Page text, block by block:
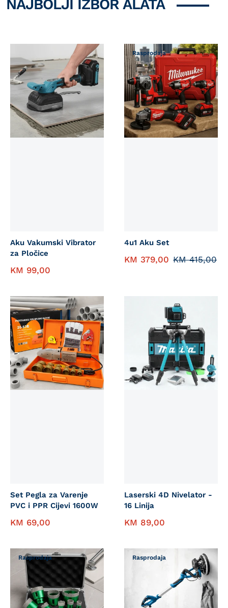
Možda Vam se svidi
NAJBOLJI IZBOR ALATA
Aku Vakumski Vibrator
za Pločice
KM 99,00
Rasprodaja
4u1 Aku Set
KM 379,00 KM415,00
Set Pegla za Varenje
PVC i PPR Cijevi 1600W
KM 69,00
Laserski 4D Nivelator -
16 Linija
KM 89,00
Rasprodaja Rasprodaja